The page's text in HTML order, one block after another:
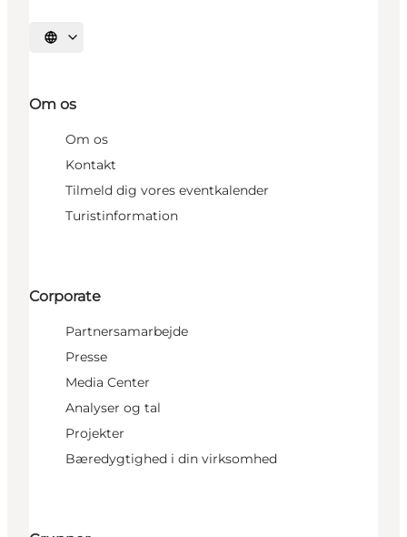
Vælg sprog
Om os
Om os
Kontakt
Tilmeld dig vores eventkalender
Turistinformation
Corporate
Partnersamarbejde
Presse
Media Center
Analyser og tal
Projekter
Bæredygtighed i din virksomhed